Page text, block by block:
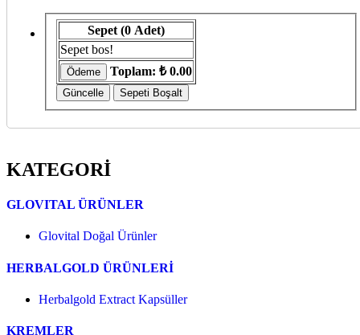
Sepet (0 Adet)
Toplam: ₺ 0.00
Sepet bos!
KATEGORİ
GLOVITAL ÜRÜNLER
Glovital Doğal Ürünler
HERBALGOLD ÜRÜNLERİ
Herbalgold Extract Kapsüller
KREMLER